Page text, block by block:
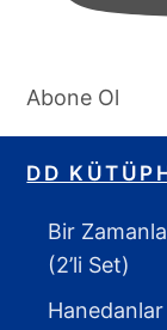
Abone Ol
DD
Bir
(2’li Set)
Hanedanlar